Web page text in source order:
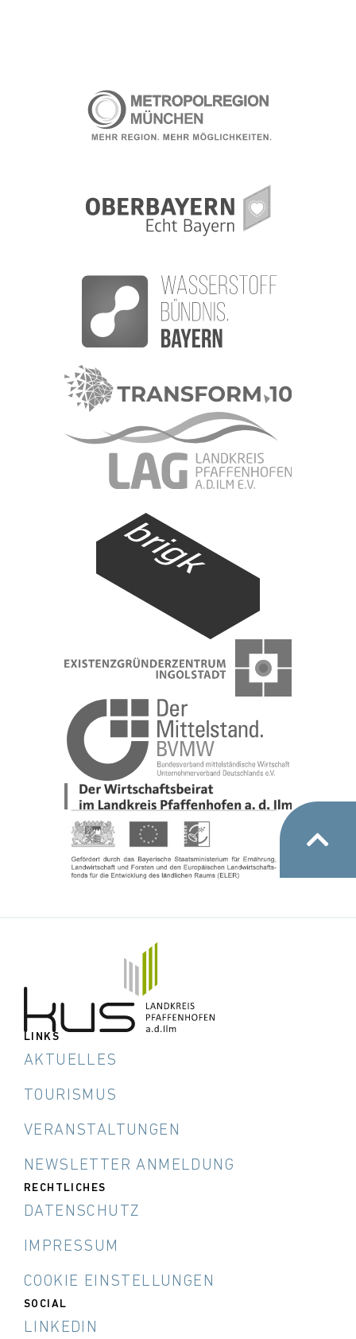
LINKS
AKTUELLES
TOURISMUS
VERANSTALTUNGEN
NEWSLETTER ANMELDUNG
RECHTLICHES
DATENSCHUTZ
IMPRESSUM
COOKIE EINSTELLUNGEN
SOCIAL
LINKEDIN